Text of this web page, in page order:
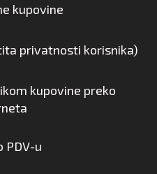
kupovine
privatnosti korisnika)
kupovine preko
PDV-u